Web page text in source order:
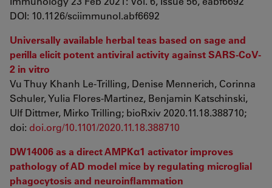
DOI: 10.1126/sciimmunol.abf6692
Universally available herbal teas based on sage and
perilla elicit potent antiviral activity against SARS-CoV-
2 in vitro
Vu Thuy Khanh Le-Trilling, Denise Mennerich, Corinna
Schuler, Yulia Flores-Martinez, Benjamin Katschinski,
Ulf Dittmer, Mirko Trilling; bioRxiv 2020.11.18.388710;
doi: doi.org/10.1101/2020.11.18.388710
DW14006 as a direct AMPKα1 activator improves
pathology of AD model mice by regulating microglial
phagocytosis and neuroinflammation